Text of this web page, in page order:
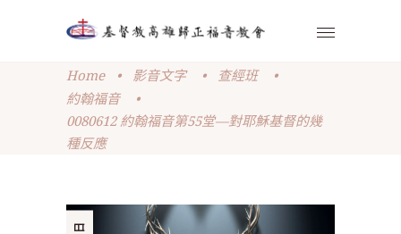
Home • 影音文字 • 查經班
•
約翰福音
•
0080612 約翰福音第55堂—對耶穌基督的幾
種反應